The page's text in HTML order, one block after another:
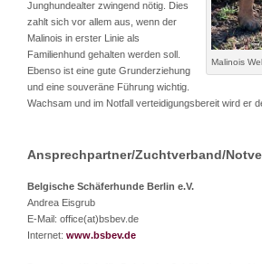
Malinois
Junghundealter zwingend nötig. Dies
zahlt sich vor allem aus, wenn der
Malinois in erster Linie als
Familienhund gehalten werden soll.
Ebenso ist eine gute Grunderziehung
und eine souveräne Führung wichtig.
Wachsam und im Notfall verteidigungsbereit wird er
Ansprechpartner/Zuchtverband/
Belgische Schäferhunde Berlin e.V.
Andrea Eisgrub
E-Mail: office(at)bsbev.de
Internet: www.bsbev.de